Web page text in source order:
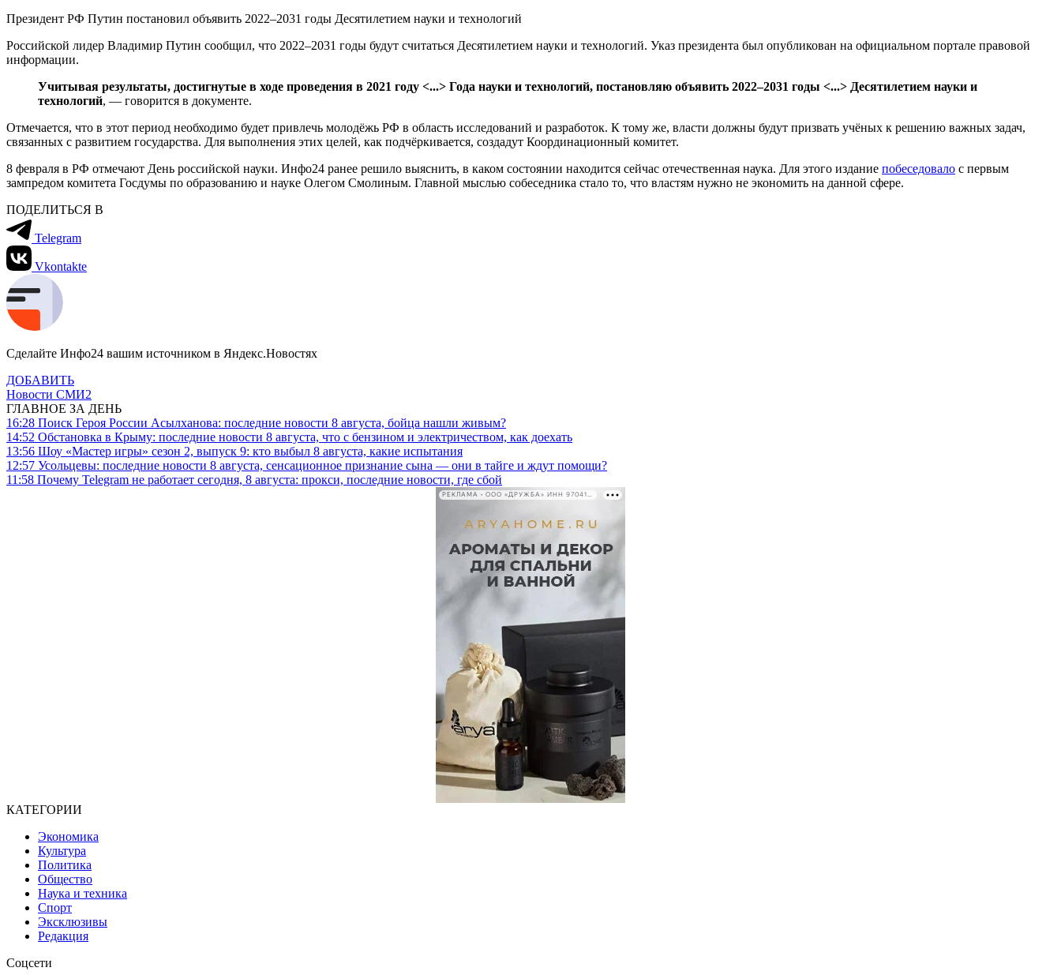
Президент РФ Путин постановил объявить 2022–2031 годы Десятилетием науки и технологий
Российской лидер Владимир Путин сообщил, что 2022–2031 годы будут считаться Десятилетием науки и технологий. Указ президента был опубликован на официальном портале правовой
информации.
Учитывая результаты, достигнутые в ходе проведения в 2021 году <...> Года науки и технологий, постановляю объявить 2022–2031 годы <...> Десятилетием науки и
технологий, — говорится в документе.
Отмечается, что в этот период необходимо будет привлечь молодёжь РФ в область исследований и разработок. К тому же, власти должны будут призвать учёных к решению важных задач,
связанных с развитием государства. Для выполнения этих целей, как подчёркивается, создадут Координационный комитет.
8 февраля в РФ отмечают День российской науки. Инфо24 ранее решило выяснить, в каком состоянии находится сейчас отечественная наука. Для этого издание побеседовало с первым
зампредом комитета Госдумы по образованию и науке Олегом Смолиным. Главной мыслью собеседника стало то, что властям нужно не экономить на данной сфере.
ПОДЕЛИТЬСЯ В
Telegram
Vkontakte
Сделайте Инфо24 вашим источником в Яндекс.Новостях
ДОБАВИТЬ
Новости СМИ2
ГЛАВНОЕ ЗА ДЕНЬ
16:28 Поиск Героя России Асылханова: последние новости 8 августа, бойца нашли живым?
14:52 Обстановка в Крыму: последние новости 8 августа, что с бензином и электричеством, как доехать
13:56 Шоу «Мастер игры» сезон 2, выпуск 9: кто выбыл 8 августа, какие испытания
12:57 Усольцевы: последние новости 8 августа, сенсационное признание сына — они в тайге и ждут помощи?
11:58 Почему Telegram не работает сегодня, 8 августа: прокси, последние новости, где сбой
РЕКЛАМА • ООО «ДРУЖБА» ИНН 9704146411
КАТЕГОРИИ
Экономика
Культура
Политика
Общество
Наука и техника
Спорт
Эксклюзивы
Редакция
Соцсети